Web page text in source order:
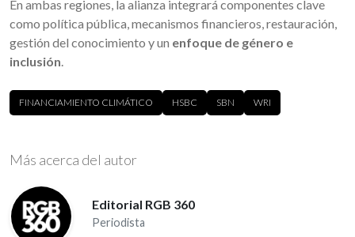
En ambas regiones, la alianza integrará componentes clave
como política pública, mecanismos financieros, restauración,
gestión del conocimiento y un enfoque de género e
inclusión.
FINANCIAMIENTO CLIMÁTICO HSBC SBN WRI
Más acerca del autor
Editorial RGB 360
Periodista